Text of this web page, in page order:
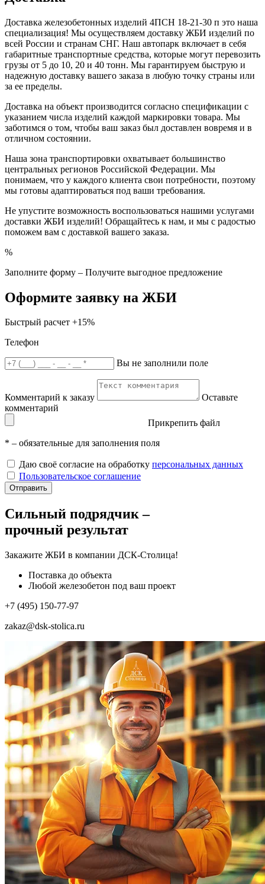
Доставка железобетонных изделий 4ПСН 18-21-30 п это наша
специализация! Мы осуществляем доставку ЖБИ изделий по
всей России и странам СНГ. Наш автопарк включает в себя
габаритные транспортные средства, которые могут перевозить
грузы от 5 до 10, 20 и 40 тонн. Мы гарантируем быструю и
надежную доставку вашего заказа в любую точку страны или
за ее пределы.
Доставка на объект производится согласно спецификации с
указанием числа изделий каждой маркировки товара. Мы
заботимся о том, чтобы ваш заказ был доставлен вовремя и в
отличном состоянии.
Наша зона транспортировки охватывает большинство
центральных регионов Российской Федерации. Мы
понимаем, что у каждого клиента свои потребности, поэтому
мы готовы адаптироваться под ваши требования.
Не упустите возможность воспользоваться нашими услугами
доставки ЖБИ изделий! Обращайтесь к нам, и мы с радостью
поможем вам с доставкой вашего заказа.
%
Заполните форму – Получите выгодное предложение
Оформите заявку на ЖБИ
Быстрый расчет +15%
Телефон
Вы не заполнили поле
Комментарий к заказу
Оставьте
комментарий
Прикрепить файл
* – обязательные для заполнения поля
Даю своё согласие на обработку персональных данных
Пользовательское соглашение
Отправить
Сильный подрядчик –
прочный результат
Закажите ЖБИ в компании ДСК-Столица!
Поставка до объекта
Любой железобетон под ваш проект
+7 (495) 150-77-97
zakaz@dsk-stolica.ru